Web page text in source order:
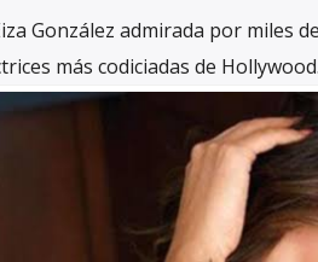
González admirada por miles
más codiciadas de Hollywood.